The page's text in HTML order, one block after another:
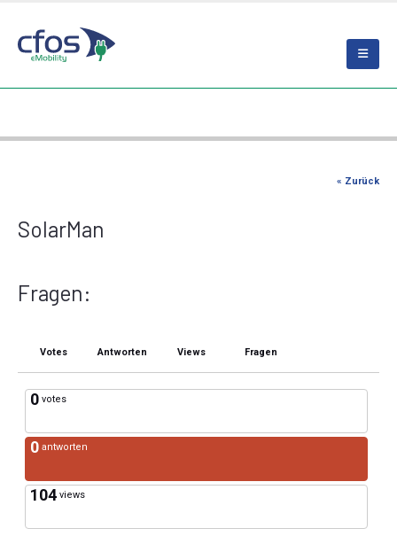
« Zurück
SolarMan
Fragen:
Votes Antworten Views Fragen
0 votes
0 antworten
104 views